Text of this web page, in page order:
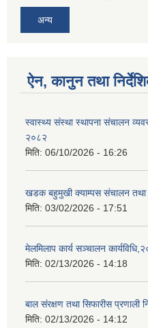
अन्य
ऐन, कानुन तथा
स्वास्थ्य संस्था स्थापना संचालन
२०८२
मिति: 06/10/2026 - 16:26
खडक बहुमुखी क्याम्पस संचालन तथा
मिति: 03/02/2026 - 17:51
मेलमिलाप कार्य सञ्चालन
मिति: 02/13/2026 - 14:18
बाल संरक्षण तथा सिफारीस प्रणाली
मिति: 02/13/2026 - 14:12